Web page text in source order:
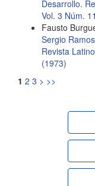
Desarrollo.
Vol. 3 Núm.
Fausto
Sergio
Revista
(1973)
1 2 3 > >>